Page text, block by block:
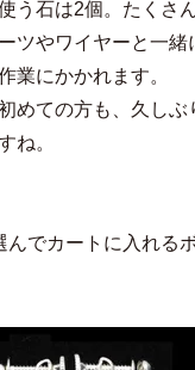
う石は2個。たくさ
ツやワイヤーと一緒
業にかかれます。
めての方も、久しぶ
ね。
でカートに入れる